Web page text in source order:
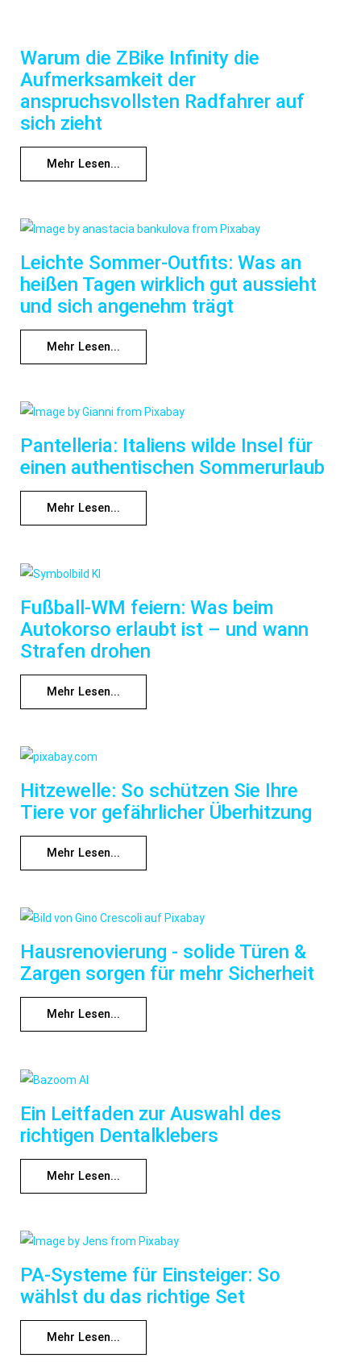
Warum die ZBike Infinity die
Aufmerksamkeit der
anspruchsvollsten Radfahrer auf
sich zieht
Mehr Lesen...
Leichte Sommer-Outfits: Was an
heißen Tagen wirklich gut aussieht
und sich angenehm trägt
Mehr Lesen...
Pantelleria: Italiens wilde Insel für
einen authentischen Sommerurlaub
Mehr Lesen...
Fußball-WM feiern: Was beim
Autokorso erlaubt ist – und wann
Strafen drohen
Mehr Lesen...
Hitzewelle: So schützen Sie Ihre
Tiere vor gefährlicher Überhitzung
Mehr Lesen...
Hausrenovierung - solide Türen &
Zargen sorgen für mehr Sicherheit
Mehr Lesen...
Ein Leitfaden zur Auswahl des
richtigen Dentalklebers
Mehr Lesen...
PA-Systeme für Einsteiger: So
wählst du das richtige Set
Mehr Lesen...